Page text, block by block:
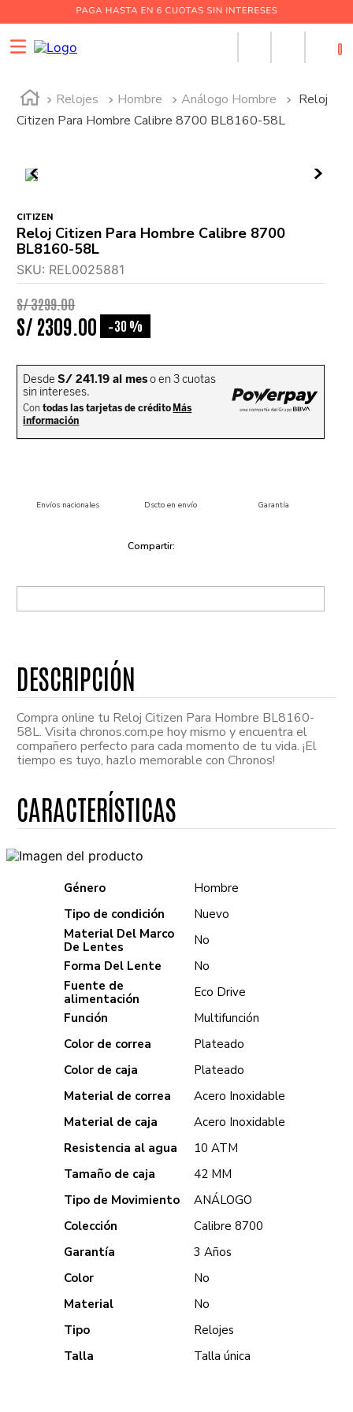
0
Relojes Hombre Análogo Hombre
Reloj
Citizen Para Hombre Calibre 8700 BL8160-58L
CITIZEN
Reloj Citizen Para Hombre Calibre 8700
BL8160-58L
SKU: REL0025881
S/3299.00
S/ 2309 00 -30 %
Envíos nacionales Dscto en envío Garantía
Compra online tu Reloj Citizen Para Hombre BL8160-
58L. Visita chronos.com.pe hoy mismo y encuentra el
compañero perfecto para cada momento de tu vida. ¡El
tiempo es tuyo, hazlo memorable con Chronos!
Género
Hombre
Tipo de condición
Nuevo
Material Del Marco
De Lentes
No
Forma Del Lente
No
Fuente de
alimentación
Eco Drive
Función
Multifunción
Color de correa
Plateado
Color de caja
Plateado
Material de correa
Acero Inoxidable
Material de caja
Acero Inoxidable
Resistencia al agua
10 ATM
Tamaño de caja
42 MM
Tipo de Movimiento
ANÁLOGO
Colección
Calibre 8700
Garantía
3 Años
Color
No
Material
No
Tipo
Relojes
Talla
Talla única